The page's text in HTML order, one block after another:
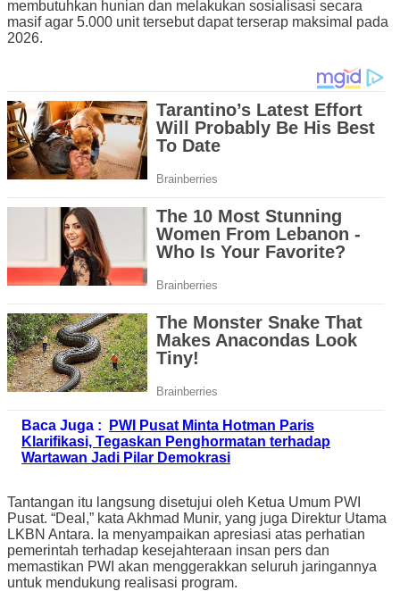
membutuhkan hunian dan melakukan sosialisasi secara
masif agar 5.000 unit tersebut dapat terserap maksimal pada
2026.
Baca Juga :
PWI Pusat Minta Hotman Paris
Klarifikasi, Tegaskan Penghormatan terhadap
Wartawan Jadi Pilar Demokrasi
Tantangan itu langsung disetujui oleh Ketua Umum PWI
Pusat. “Deal,” kata Akhmad Munir, yang juga Direktur Utama
LKBN Antara. Ia menyampaikan apresiasi atas perhatian
pemerintah terhadap kesejahteraan insan pers dan
memastikan PWI akan menggerakkan seluruh jaringannya
untuk mendukung realisasi program.